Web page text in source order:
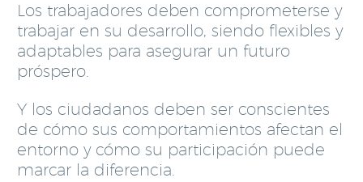
Los trabajadores deben comprometerse y
trabajar en su desarrollo, siendo flexibles y
adaptables para asegurar un futuro
próspero.
Y los ciudadanos deben ser conscientes
de cómo sus comportamientos afectan el
entorno y cómo su participación puede
marcar la diferencia.